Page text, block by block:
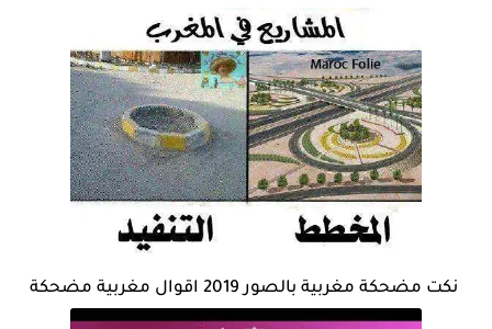
نكت مضحكة مغربية بالصور 2019 اقوال مغربية مضحكة